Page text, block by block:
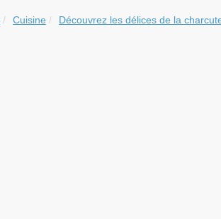
Cuisine Découvrez les délices de la